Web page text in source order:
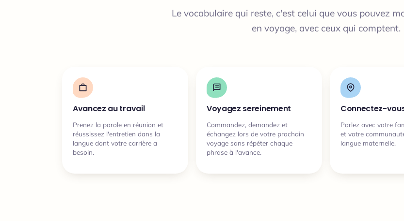
Le vocabulaire qui reste, c'est celui que vous pouvez
en voyage, avec ceux qui comptent.
Avancez au travail
Prenez la parole en réunion et
réussissez l'entretien dans la
langue dont votre carrière a
besoin.
Voyagez sereinement
Commandez, demandez et
échangez lors de votre prochain
voyage sans répéter chaque
phrase à l'avance.
Connectez-
Parlez avec votre
et votre
langue maternelle.